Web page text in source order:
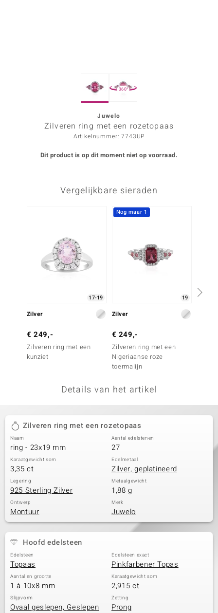
Collection
360°
Juwelo
Zilveren ring met een rozetopaas
Artikelnummer: 7743UP
Dit product is op dit moment niet op voorraad.
Vergelijkbare sieraden
17-19
Zilver
€ 249,-
Zilveren ring met een
kunziet
Nog maar 1
19
Zilver
€ 249,-
Zilveren ring met een
Nigeriaanse roze
toermalijn
Details van het artikel
Zilveren ring met een rozetopaas
Naam
ring - 23x19 mm
Aantal edelstenen
27
Karaatgewicht som
3,35 ct
Edelmetaal
Zilver, geplatineerd
Legering
925 Sterling Zilver
Metaalgewicht
1,88 g
Ontwerp
Montuur
Merk
Juwelo
Hoofd edelsteen
Edelsteen
Topaas
Edelsteen exact
Pinkfarbener Topas
Aantal en grootte
1 à 10x8 mm
Karaatgewicht som
2,915 ct
Slijpvorm
Ovaal geslepen, Geslepen
Zetting
Prong